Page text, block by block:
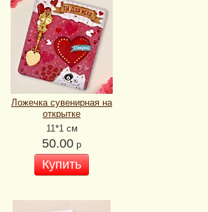
Ложечка сувенирная на
открытке
11*1 см
50.00 р
Купить